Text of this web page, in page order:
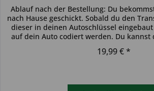
Ablauf nach der Bestellung: Du
nach Hause geschickt. Sobald du den
dieser in deinen Autoschlüssel
auf dein Auto codiert werden. Du kannst
19,99 € *